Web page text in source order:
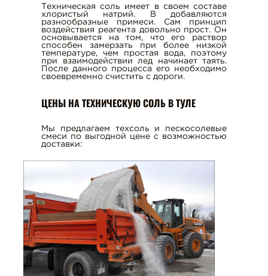
ПЕСОК ГОРНЫЙ
КВАРЦЕВЫЙ ПЕСОК
ФОРМОВОЧНЫЙ ПЕСОК
АСФАЛЬТ
ПГС - ПЕСКО-ГРАВИЙНАЯ СМЕСЬ
ПЕСКОСОЛЯНАЯ СМЕСЬ
ПОРОШОК МИНЕРАЛЬНЫЙ
ЦЕМЕНТ
ГРУНТ, ЧЕРНОЗЕМ, ЗЕМЛЯ
ТЕХНИЧЕСКАЯ СОЛЬ
ПЕСЧАНО-ЩЕБЕНОЧНАЯ СМЕСЬ
КЕРАМЗИТ
ГРАНИТ
ГРАВИЙ
ЧЕРНЫЙ ЩЕБЕНЬ
Техническая соль имеет в своем составе
хлористый натрий. В добавляются
разнообразные примеси. Сам принцип
воздействия реагента довольно прост. Он
основывается на том, что его раствор
способен замерзать при более низкой
температуре, чем простая вода, поэтому
при взаимодействии лед начинает таять.
После данного процесса его необходимо
своевременно счистить с дороги.
ЦЕНЫ НА ТЕХНИЧЕСКУЮ СОЛЬ В ТУЛЕ
Мы предлагаем техсоль и пескосолевые
смеси по выгодной цене с возможностью
доставки: